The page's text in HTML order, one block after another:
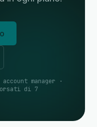
manager ·
di 7